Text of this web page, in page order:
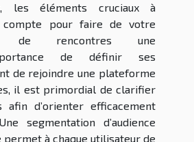
les éléments cruciaux à
pour faire de votre
de rencontres une
de définir ses
de rejoindre une plateforme
il est primordial de clarifier
afin d’orienter efficacement
segmentation d’audience
permet à chaque utilisateur de